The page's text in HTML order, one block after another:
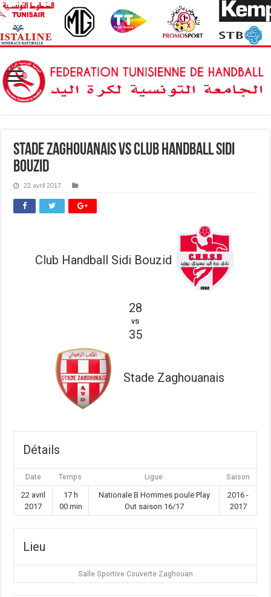
Stade Zaghouanais vs Club Handball Sidi
Bouzid
22 avril 2017
Club Handball Sidi Bouzid
28
vs
35
Stade Zaghouanais
Détails
Date Temps Ligue Saison
22 avril
2017
17 h
00 min
Nationale B Hommes poule Play
Out saison 16/17
2016 -
2017
Lieu
Salle Sportive Couverte Zaghouan